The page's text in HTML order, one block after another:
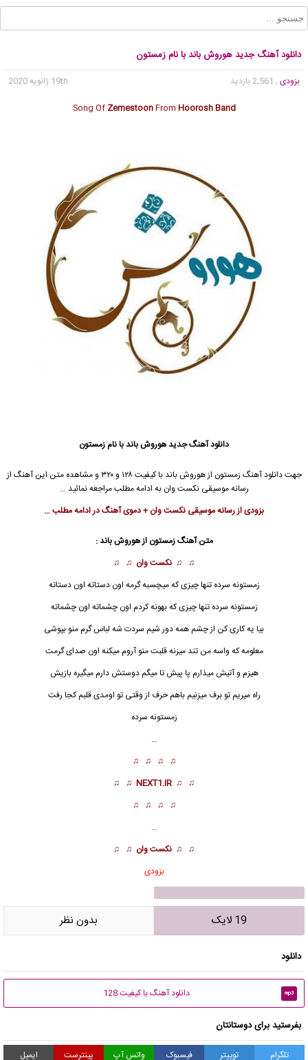
دانلود آهنگ جدید هوروش باند با نام زمستون
بزودی , 2,561 بازدید
19th ژانویه 2020
Song Of ZemestoonFrom Hoorosh Band
دانلود آهنگ جدیدهوروش باند با نام زمستون
جهت دانلود آهنگ زمستون از هوروش باند با کیفیت ۱۲۸ و ۳۲۰ و مشاهده متن این آهنگ از
رسانه موسیقی نکست وان به ادامه مطلب مراجعه نمائید …
بزودی از رسانه موسیقی نکست وان + دموی آهنگ در ادامه مطلب …
متن آهنگ زمستون از هوروش باند :
♫ ♫ نکست وان ♫ ♫
زمستونه سرده تنها چیزی که میچسبه گرمه اون دستاته اون دستاته
زمستونه سرده تنها چیزی که بهونه کردم اون چشماته اون چشماته
بیا یه کاری کن از چشم همه دور شیم سردت شه لباس گرم منو بپوشی
معلومه که واسه من تند میزنه قلبت منو آروم میکنه اون صدای گرمت
هیزم و آتیش میذارم پا پیش تا میگم دوستش دارم میگیره بازیش
راه میریم تو برف میزنیم باهم حرف از وقتی تو اومدی قلبم کجا رفت
زمستونه سرده
…
♫ ♫ ♫ ♫
♫ ♫
NEXT1.IR
♫ ♫
♫ ♫ ♫ ♫
…
♫ ♫ نکست وان ♫ ♫
بزودی
19 لایک بدون نظر
دانلود
mp3 دانلود آهنگ با کیفیت 128
بفرستید برای دوستانتان
تلگرام توییتر فیسبوک واتس آپ پینترست ایمیل